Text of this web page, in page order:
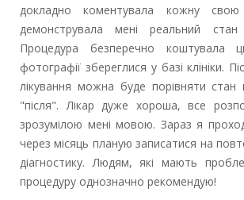
докладно коментувала кожну
демонструвала мені реальний
Процедура безперечно коштувала
фотографії збереглися у базі клініки.
лікування можна буде порівняти
"після". Лікар дуже хороша, все
зрозумілою мені мовою. Зараз я
через місяць планую записатися на
діагностику. Людям, які мають
процедуру однозначно рекомендую!